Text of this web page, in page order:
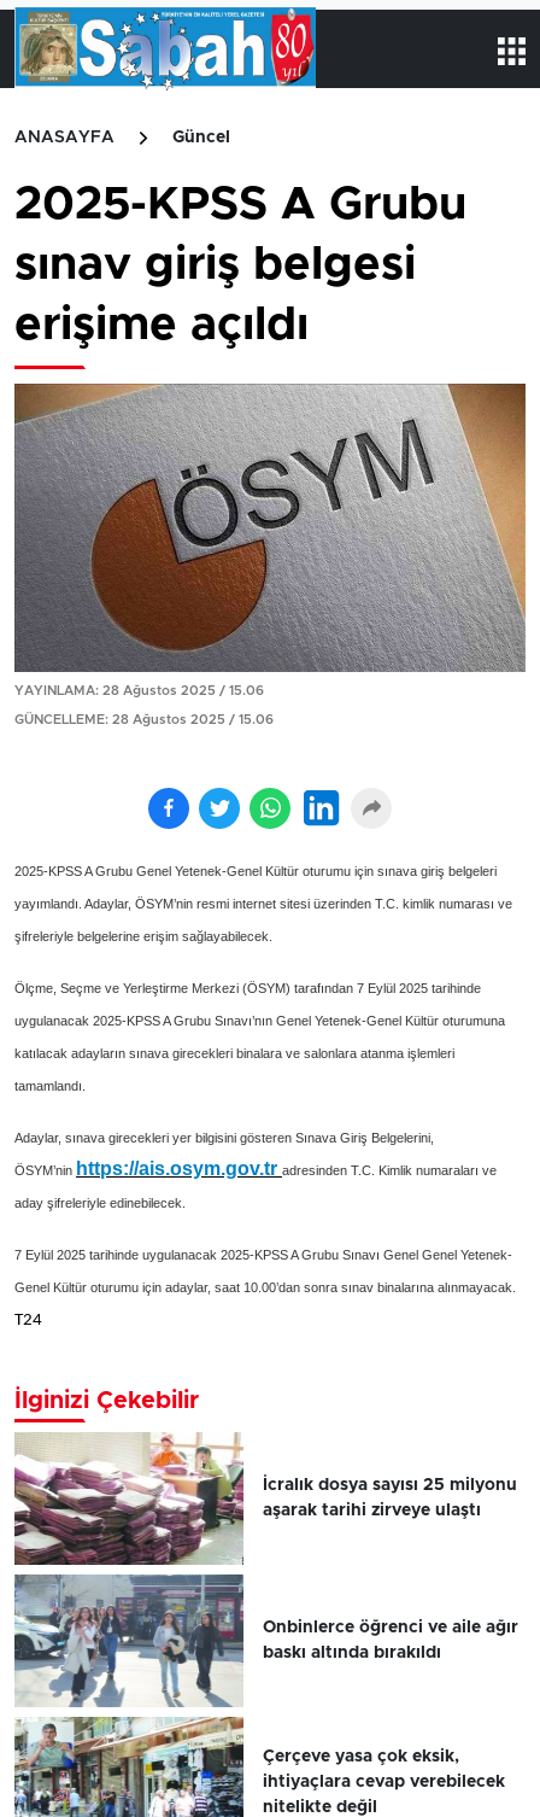
ANASAYFA Güncel
2025-KPSS A Grubu
sınav giriş belgesi
erişime açıldı
YAYINLAMA: 28 Ağustos 2025 / 15.06
GÜNCELLEME: 28 Ağustos 2025 / 15.06
2025-KPSS A Grubu Genel Yetenek-Genel Kültür oturumu için sınava giriş belgeleri
yayımlandı. Adaylar, ÖSYM’nin resmi internet sitesi üzerinden T.C. kimlik numarası ve
şifreleriyle belgelerine erişim sağlayabilecek.
Ölçme, Seçme ve Yerleştirme Merkezi (ÖSYM) tarafından 7 Eylül 2025 tarihinde
uygulanacak 2025-KPSS A Grubu Sınavı’nın Genel Yetenek-Genel Kültür oturumuna
katılacak adayların sınava girecekleri binalara ve salonlara atanma işlemleri
tamamlandı.
Adaylar, sınava girecekleri yer bilgisini gösteren Sınava Giriş Belgelerini,
ÖSYM’nin https://ais.osym.gov.tr adresinden T.C. Kimlik numaraları ve
aday şifreleriyle edinebilecek.
7 Eylül 2025 tarihinde uygulanacak 2025-KPSS A Grubu Sınavı Genel Genel Yetenek-
Genel Kültür oturumu için adaylar, saat 10.00’dan sonra sınav binalarına alınmayacak.
T24
İlginizi Çekebilir
İcralık dosya sayısı 25 milyonu
aşarak tarihi zirveye ulaştı
Onbinlerce öğrenci ve aile ağır
baskı altında bırakıldı
Çerçeve yasa çok eksik,
ihtiyaçlara cevap verebilecek
nitelikte değil